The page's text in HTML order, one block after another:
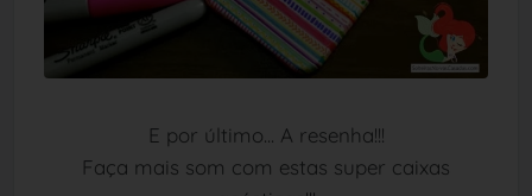
E por último... A resenha!!!
Faça mais som com estas super caixas